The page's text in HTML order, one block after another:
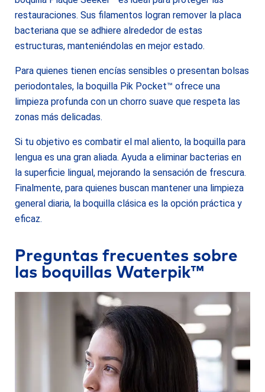
restauraciones. Sus filamentos logran remover la placa
bacteriana que se adhiere alrededor de estas
estructuras, manteniéndolas en mejor estado.
Para quienes tienen encías sensibles o presentan bolsas
periodontales, la boquilla Pik Pocket™ ofrece una
limpieza profunda con un chorro suave que respeta las
zonas más delicadas.
Si tu objetivo es combatir el mal aliento, la boquilla para
lengua es una gran aliada. Ayuda a eliminar bacterias en
la superficie lingual, mejorando la sensación de frescura.
Finalmente, para quienes buscan mantener una limpieza
general diaria, la boquilla clásica es la opción práctica y
eficaz.
Preguntas frecuentes sobre
las boquillas Waterpik™